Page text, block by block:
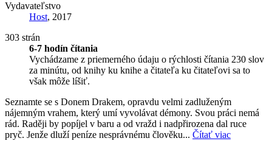
Vydavateľstvo
Host, 2017
303 strán
6-7 hodín čítania
Vychádzame z priemerného údaju o rýchlosti čítania 230 slov
za minútu, od knihy ku knihe a čitateľa ku čitateľovi sa to
však môže líšiť.
Seznamte se s Donem Drakem, opravdu velmi zadluženým
nájemným vrahem, který umí vyvolávat démony. Svou práci nemá
rád. Raději by popíjel v baru a od vražd i nadpřirozena dal ruce
pryč. Jenže dluží peníze nesprávnému člověku... Čítať viac